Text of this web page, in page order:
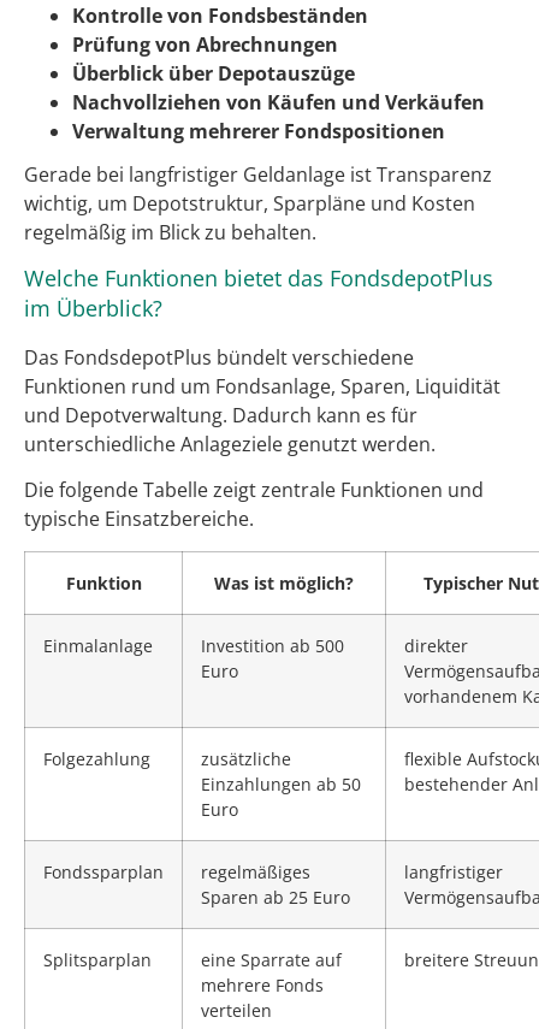
Kontrolle von Fondsbeständen
Prüfung von Abrechnungen
Überblick über Depotauszüge
Nachvollziehen von Käufen und Verkäufen
Verwaltung mehrerer Fondspositionen
Gerade bei langfristiger Geldanlage ist Transparenz
wichtig, um Depotstruktur, Sparpläne und Kosten
regelmäßig im Blick zu behalten.
Welche Funktionen bietet das FondsdepotPlus
im Überblick?
Das FondsdepotPlus bündelt verschiedene
Funktionen rund um Fondsanlage, Sparen, Liquidität
und Depotverwaltung. Dadurch kann es für
unterschiedliche Anlageziele genutzt werden.
Die folgende Tabelle zeigt zentrale Funktionen und
typische Einsatzbereiche.
Funktion Was ist möglich? Typischer
Einmalanlage
Investition ab 500
Euro
direkter
vorhandenem
Folgezahlung
zusätzliche
Einzahlungen ab 50
Euro
flexible
bestehender
Fondssparplan
regelmäßiges
Sparen ab 25 Euro
langfristiger
Splitsparplan
eine Sparrate auf
mehrere Fonds
verteilen
breitere